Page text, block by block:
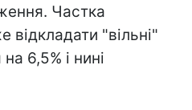
Частка
"вільні"
6,5% і нині